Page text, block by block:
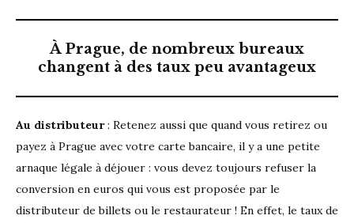
À Prague, de nombreux bureaux
changent à des taux peu avantageux
Au distributeur: Retenez aussi que quand vous retirez ou
payez à Prague avec votre carte bancaire, il y a une petite
arnaque légale à déjouer : vous devez toujours refuser la
conversion en euros qui vous est proposée par le
distributeur de billets ou le restaurateur ! En effet, le taux de